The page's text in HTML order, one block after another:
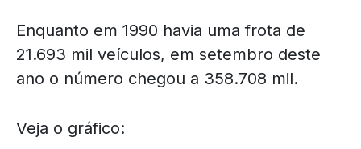
Enquanto em 1990 havia uma frota de
21.693 mil veículos, em setembro deste
ano o número chegou a 358.708 mil.
Veja o gráfico: